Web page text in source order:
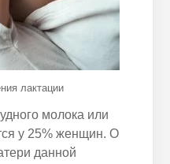
лактации
молока или
у 25% женщин. О
данной